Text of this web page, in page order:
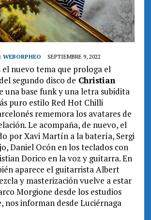
WEBORPHEO SEPTIEMBRE 9, 2022
el nuevo tema que prologa el
segundo disco de Christian
una base funk y una letra subidita
puro estilo Red Hot Chilli
rememora los avatares de
Le acompaña, de nuevo, el
por Xavi Martín a la batería, Sergi
Daniel Ocón en los teclados con
Dorico en la voz y guitarra. En
aparece el guitarrista Albert
y masterización vuelve a estar
Morgione desde los estudios
nos informan desde Luciérnaga